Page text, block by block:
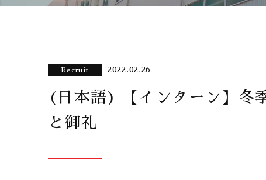
Recruit 2022.02.26
(日本語) 【インターン】冬
と御礼